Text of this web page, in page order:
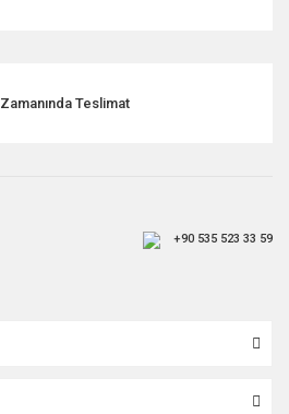
Zamanında Teslimat
+90 535 523 33 59